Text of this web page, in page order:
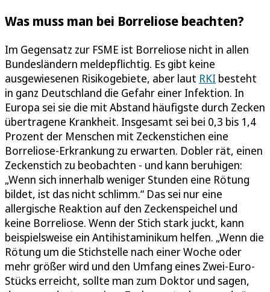
Was muss man bei Borreliose beachten?
Im Gegensatz zur FSME ist Borreliose nicht in allen
Bundesländern meldepflichtig. Es gibt keine
ausgewiesenen Risikogebiete, aber laut RKI besteht
in ganz Deutschland die Gefahr einer Infektion. In
Europa sei sie die mit Abstand häufigste durch Zecken
übertragene Krankheit. Insgesamt sei bei 0,3 bis 1,4
Prozent der Menschen mit Zeckenstichen eine
Borreliose-Erkrankung zu erwarten. Dobler rät, einen
Zeckenstich zu beobachten - und kann beruhigen:
„Wenn sich innerhalb weniger Stunden eine Rötung
bildet, ist das nicht schlimm.“ Das sei nur eine
allergische Reaktion auf den Zeckenspeichel und
keine Borreliose. Wenn der Stich stark juckt, kann
beispielsweise ein Antihistaminikum helfen. „Wenn die
Rötung um die Stichstelle nach einer Woche oder
mehr größer wird und den Umfang eines Zwei-Euro-
Stücks erreicht, sollte man zum Doktor und sagen,